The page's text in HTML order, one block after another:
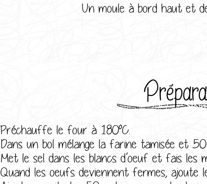
Un moule à bord haut et
Préchauffe le four à 180°C.
Dans un bol mélange la farine tamisée et
Met le sel dans les blancs d’oeuf et fais les
Quand les oeufs deviennent fermes,